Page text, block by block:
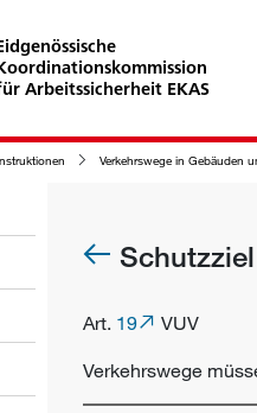
Arbeitssicherheit EKAS
Verkehrswege in Gebäuden und anderen Konstruktionen sowie
Art. 19
VUV
Verkehrswege